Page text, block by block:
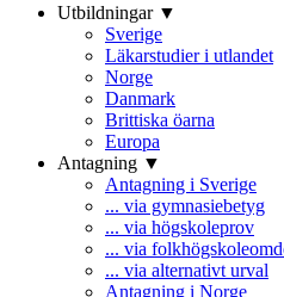
Utbildningar ▼
Sverige
Läkarstudier i utlandet
Norge
Danmark
Brittiska öarna
Europa
Antagning ▼
Antagning i Sverige
... via gymnasiebetyg
... via högskoleprov
... via
... via alternativt urval
Antagning i Norge